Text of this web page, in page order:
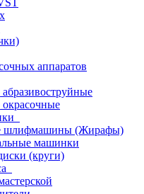
аппаратов
шлифмашины (Жирафы)
машинки
(круги)